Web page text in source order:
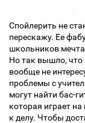
Спойлерить не
перескажу. Ее
школьников
Но так вышло, что
вообще не
проблемы с
могут найти бас-
которая играет
к делу. Чтобы